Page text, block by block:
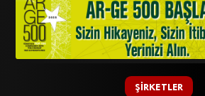
ŞIRKETLER